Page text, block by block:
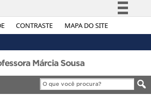
CONTRASTE MAPA DO SITE
Simplifique!
Legislação
Márcia Sousa